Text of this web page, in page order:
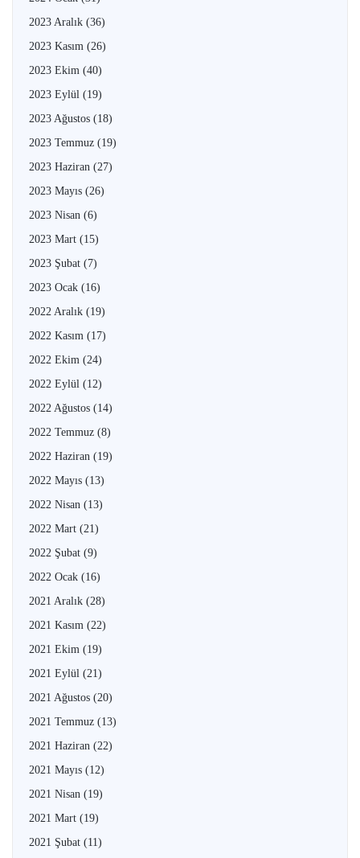
2023 Aralık (36)
2023 Kasım (26)
2023 Ekim (40)
2023 Eylül (19)
2023 Ağustos (18)
2023 Temmuz (19)
2023 Haziran (27)
2023 Mayıs (26)
2023 Nisan (6)
2023 Mart (15)
2023 Şubat (7)
2023 Ocak (16)
2022 Aralık (19)
2022 Kasım (17)
2022 Ekim (24)
2022 Eylül (12)
2022 Ağustos (14)
2022 Temmuz (8)
2022 Haziran (19)
2022 Mayıs (13)
2022 Nisan (13)
2022 Mart (21)
2022 Şubat (9)
2022 Ocak (16)
2021 Aralık (28)
2021 Kasım (22)
2021 Ekim (19)
2021 Eylül (21)
2021 Ağustos (20)
2021 Temmuz (13)
2021 Haziran (22)
2021 Mayıs (12)
2021 Nisan (19)
2021 Mart (19)
2021 Şubat (11)